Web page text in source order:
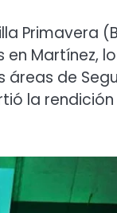
Primavera
en Martínez,
de
la